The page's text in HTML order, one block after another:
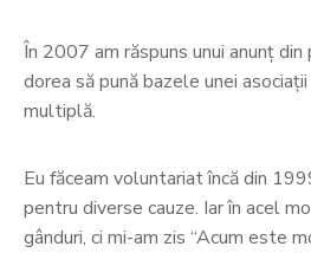
În 2007 am răspuns unui anunț din
dorea să pună bazele unei
multiplă.
Eu făceam voluntariat încă din
pentru diverse cauze. Iar în acel
gânduri, ci mi-am zis “Acum este